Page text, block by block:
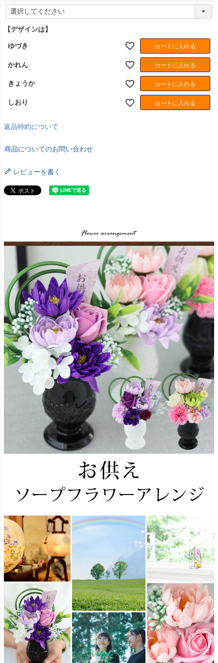
(
【デザインは】
ゆづき カートに入れる
かれん カートに入れる
きょうか カートに入れる
しおり カートに入れる
返品特約について
商品についてのお問い合わせ
レビューを書く